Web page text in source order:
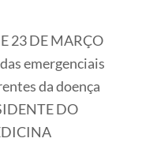
23 DE MARÇO
emergenciais
da doença
DO